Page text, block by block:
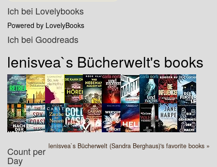
Ich bei Lovelybooks
Powered by LovelyBooks
Ich bei Goodreads
lenisvea`s Bücherwelt's books
lenisvea`s Bücherwelt (Sandra Berghaus)'s favorite books »
Count per
Day